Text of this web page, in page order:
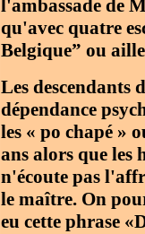
l'ambassade de
qu'avec quatre
Belgique” ou
Les descendants
dépendance
les « po chapé »
ans alors que les
n'écoute pas
le maître. On
eu cette phrase